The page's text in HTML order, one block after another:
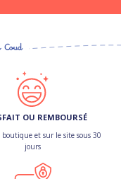
OU REMBOURSÉ
boutique et sur le site sous 30
jours